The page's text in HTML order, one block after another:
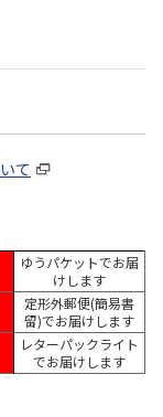
て
ゆうパケットでお届
けします
定形外郵便(簡易書
留)でお届けします
レターパックライト
でお届けします